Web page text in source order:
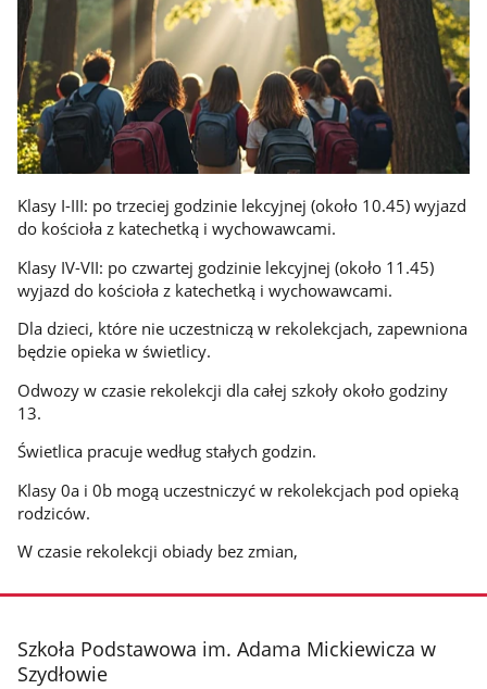
Klasy I-III: po trzeciej godzinie lekcyjnej (około 10.45) wyjazd
do kościoła z katechetką i wychowawcami.
Klasy IV-VII: po czwartej godzinie lekcyjnej (około 11.45)
wyjazd do kościoła z katechetką i wychowawcami.
Dla dzieci, które nie uczestniczą w rekolekcjach, zapewniona
będzie opieka w świetlicy.
Odwozy w czasie rekolekcji dla całej szkoły około godziny
13.
Świetlica pracuje według stałych godzin.
Klasy 0a i 0b mogą uczestniczyć w rekolekcjach pod opieką
rodziców.
W czasie rekolekcji obiady bez zmian,
stopka
Szkoła Podstawowa im. Adama Mickiewicza w
Szydłowie